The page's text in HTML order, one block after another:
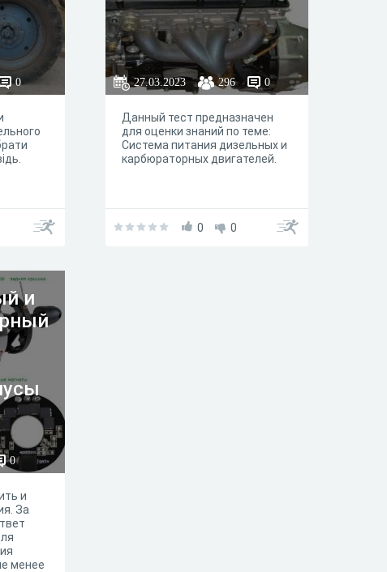
0 27.03.2023 296 0
Данный тест предназначен
для оценки знаний по теме:
Система питания дизельных и
карбюраторных двигателей.
0 0
и
0
и
За
менее